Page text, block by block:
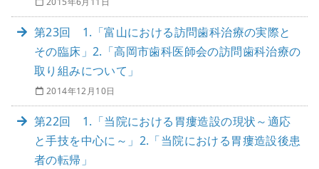
第23回 1.「富山における訪問歯科治療の実際と
その臨床」2.「高岡市歯科医師会の訪問歯科治療の
取り組みについて」
2014年12月10日
第22回 1.「当院における胃瘻造設の現状～適応
と手技を中心に～」2.「当院における胃瘻造設後患
者の転帰」